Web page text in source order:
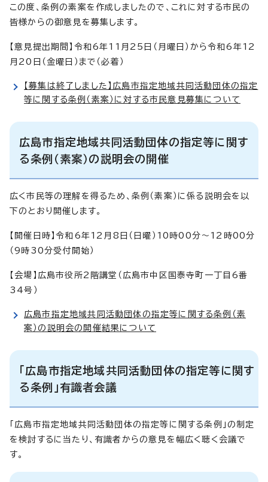
この度、条例の素案を作成しましたので、これに対する市民の
皆様からの御意見を募集します。
【意見提出期間】令和6年11月25日（月曜日）から令和6年12
月20日（金曜日）まで（必着）
【募集は終了しました】広島市指定地域共同活動団体の指定
等に関する条例（素案）に対する市民意見募集について
広島市指定地域共同活動団体の指定等に関す
る条例（素案）の説明会の開催
広く市民等の理解を得るため、条例（素案）に係る説明会を以
下のとおり開催します。
【開催日時】令和6年12月8日（日曜）10時00分～12時00分
（9時30分受付開始）
【会場】広島市役所2階講堂（広島市中区国泰寺町一丁目6番
34号）
広島市指定地域共同活動団体の指定等に関する条例（素
案）の説明会の開催結果について
「広島市指定地域共同活動団体の指定等に関す
る条例」有識者会議
「広島市指定地域共同活動団体の指定等に関する条例」の制定
を検討するに当たり、有識者からの意見を幅広く聴く会議で
す。